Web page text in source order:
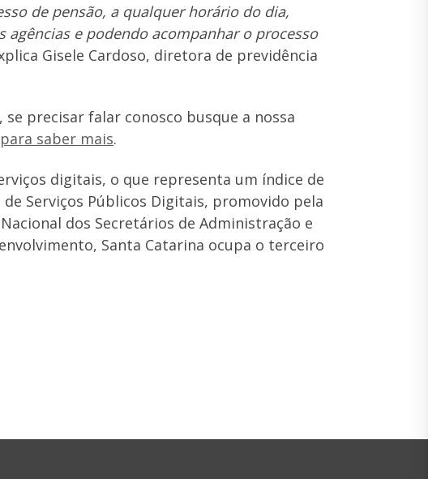
de pensão, a qualquer horário do dia,
e podendo acompanhar o processo
Gisele Cardoso, diretora de previdência
precisar falar conosco busque a nossa
saber mais.
digitais, o que representa um índice de
Serviços Públicos Digitais, promovido pela
dos Secretários de Administração e
Santa Catarina ocupa o terceiro